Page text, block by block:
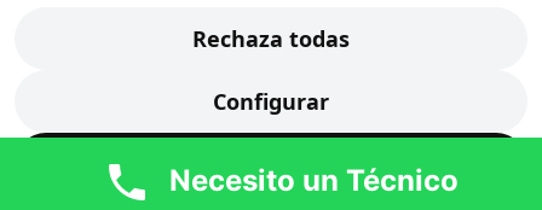
campana extractora AEG localizando
rápidamente la avería. Ante alguno de estos
campanas extractoras AEG en Burjassot
Rechaza todas
Configurar
Acepta todas
Necesito un Técnico